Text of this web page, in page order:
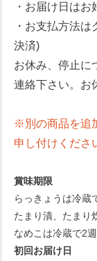
・お届け日は
・お支払方法
決済)
お休み、停止に
連絡下さい。お
※別の商品を追
申し付けくださ
賞味期限
らっきょうは冷蔵
たまり漬、たまり
なめこは冷蔵で2
初回お届け日